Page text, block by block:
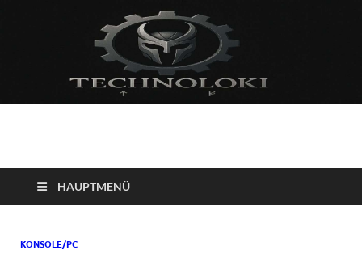
Technoloki: Gaming
und Entertainment
News
Blockbuster, Indie-Perlen und Retro-Klassiker.
HAUPTMENÜ
KONSOLE/PC